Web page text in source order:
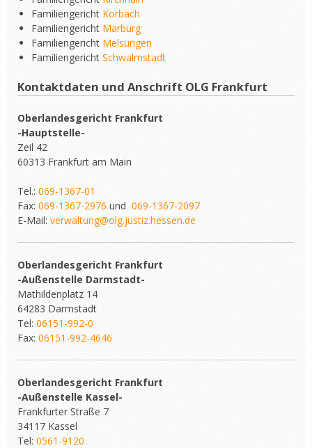
Familiengericht Korbach
Familiengericht Marburg
Familiengericht Melsungen
Familiengericht Schwalmstadt
Kontaktdaten und Anschrift OLG Frankfurt
Oberlandesgericht Frankfurt
-Hauptstelle-
Zeil 42
60313 Frankfurt am Main
Tel.: 069-1367-01
Fax: 069-1367-2976 und 069-1367-2097
E-Mail: verwaltung@olg.justiz.hessen.de
Oberlandesgericht Frankfurt
-Außenstelle Darmstadt-
Mathildenplatz 14
64283 Darmstadt
Tel: 06151-992-0
Fax: 06151-992-4646
Oberlandesgericht Frankfurt
-Außenstelle Kassel-
Frankfurter Straße 7
34117 Kassel
Tel: 0561-9120